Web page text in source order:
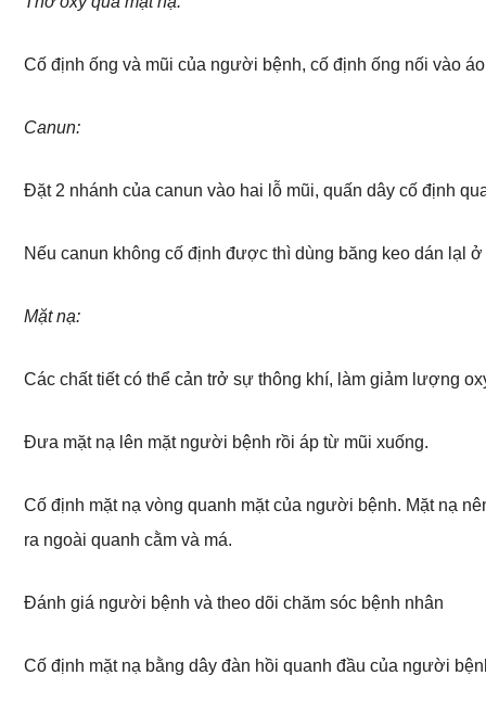
Cố định ống và mũi của người bệnh, cố định ống nối vào
Canun:
Đặt 2 nhánh của canun vào hai lỗ mũi, quấn dây cố định
Nếu canun không cố định được thì dùng băng keo dán lạl ở
Mặt nạ:
Các chất tiết có thể cản trở sự thông khí, làm giảm lượng
Đưa mặt nạ lên mặt người bệnh rồi áp từ mũi xuống.
Cố định mặt nạ vòng quanh mặt của người bệnh. Mặt nạ
ra ngoài quanh cằm và má.
Đánh giá người bệnh và theo dõi chăm sóc bệnh nhân
Cố định mặt nạ bằng dây đàn hồi quanh đầu của người